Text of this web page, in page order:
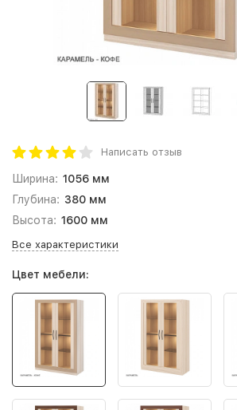
Написать отзыв
Ширина: 1056 мм
Глубина: 380 мм
Высота: 1600 мм
Все характеристики
Цвет мебели: